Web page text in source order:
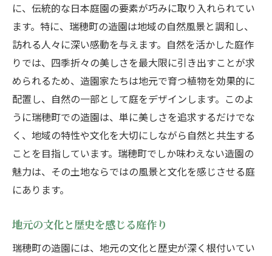
に、伝統的な日本庭園の要素が巧みに取り入れられてい
ます。特に、瑞穂町の造園は地域の自然風景と調和し、
訪れる人々に深い感動を与えます。自然を活かした庭作
りでは、四季折々の美しさを最大限に引き出すことが求
められるため、造園家たちは地元で育つ植物を効果的に
配置し、自然の一部として庭をデザインします。このよ
うに瑞穂町での造園は、単に美しさを追求するだけでな
く、地域の特性や文化を大切にしながら自然と共生する
ことを目指しています。瑞穂町でしか味わえない造園の
魅力は、その土地ならではの風景と文化を感じさせる庭
にあります。
地元の文化と歴史を感じる庭作り
瑞穂町の造園には、地元の文化と歴史が深く根付いてい